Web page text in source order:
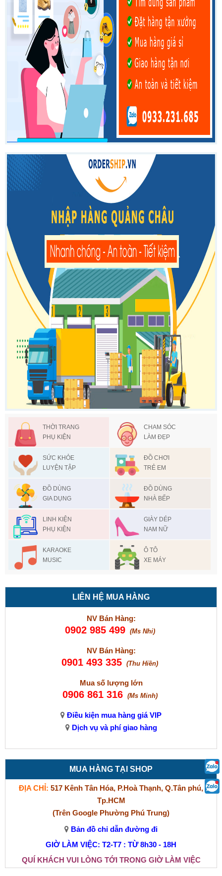
THỜI TRANG
PHỤ KIỆN
CHAM SÓC
LÀM ĐẸP
SỨC KHỎE
LUYỆN TẬP
ĐỒ CHƠI
TRẺ EM
ĐỒ DÙNG
GIA DỤNG
ĐỒ DÙNG
NHÀ BẾP
LINH KIỆN
PHỤ KIỆN
GIÀY DÉP
NAM NỮ
KARAOKE
MUSIC
Ô TÔ
XE MÁY
LIÊN HỆ MUA HÀNG
NV Bán Hàng:
0902 985 499 (Ms Nhi)
NV Bán Hàng:
0901 493 335 (Thu Hiền)
Mua số lượng lớn
0906 861 316 (Ms Minh)
Điều kiện mua hàng giá VIP
Dịch vụ và phí giao hàng
MUA HÀNG TẠI SHOP
ĐỊA CHỈ: 517 Kênh Tân Hóa, P.Hoà Thạnh, Q.Tân phú,
Tp.HCM
(Trên Google Phường Phú Trung)
Bản đồ chỉ dẫn đường đi
GIỜ LÀM VIỆC: T2-T7 : TỪ 8h30 - 18H
QUÍ KHÁCH VUI LÒNG TỚI TRONG GIỜ LÀM VIỆC